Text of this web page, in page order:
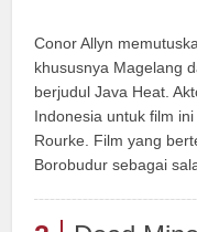
Conor Allyn
khususnya Magelang
berjudul Java Heat.
Indonesia untuk film
Rourke. Film yang
Borobudur sebagai